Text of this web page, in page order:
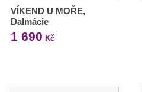
VÍKEND U MOŘE,
Dalmácie
1 690 Kč